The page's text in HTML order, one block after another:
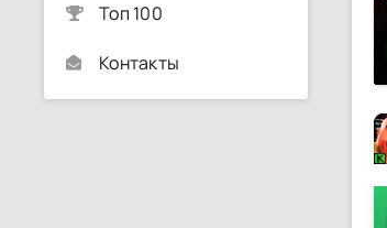
Топ 100
Контакты